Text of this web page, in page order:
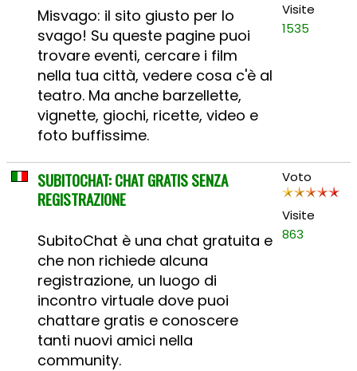
Misvago: il sito giusto per lo
svago! Su queste pagine puoi
trovare eventi, cercare i film
nella tua città, vedere cosa c'è al
teatro. Ma anche barzellette,
vignette, giochi, ricette, video e
foto buffissime.
Visite
1535
SUBITOCHAT: CHAT GRATIS SENZA
REGISTRAZIONE
SubitoChat è una chat gratuita e
che non richiede alcuna
registrazione, un luogo di
incontro virtuale dove puoi
chattare gratis e conoscere
tanti nuovi amici nella
community.
Voto
Visite
863